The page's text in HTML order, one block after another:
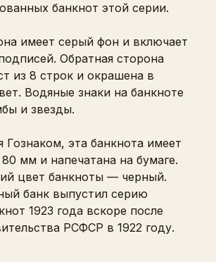
банкнот этой серии.
имеет серый фон и включает
Обратная сторона
из 8 строк и окрашена в
Водяные знаки на банкноте
и звезды.
Гознаком, эта банкнота имеет
мм и напечатана на бумаге.
цвет банкноты — черный.
банк выпустил серию
1923 года вскоре после
РСФСР в 1922 году.